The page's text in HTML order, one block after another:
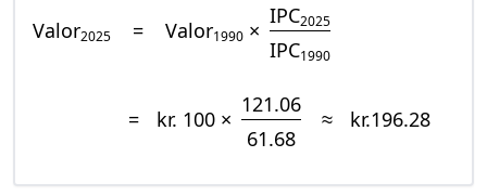
Valor2025 = Valor1990 ×
IPC2025
IPC1990
= kr. 100 ×
121.06
61.68
≈ kr.196.28